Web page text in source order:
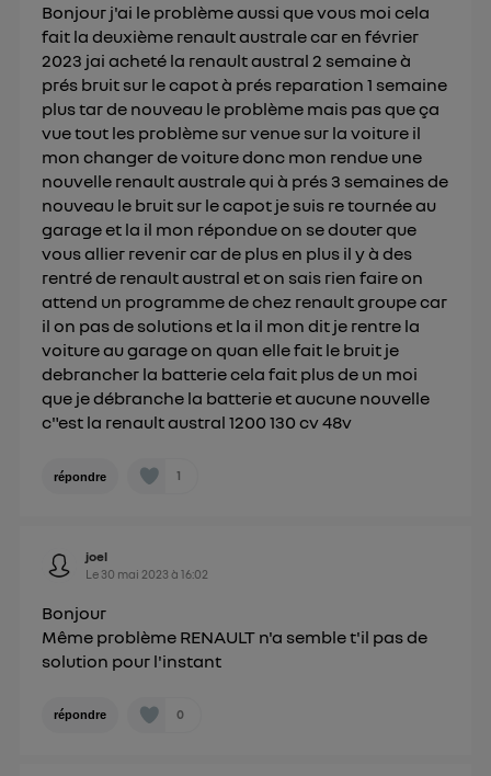
Bonjour j'ai le problème aussi que vous moi cela
fait la deuxième renault australe car en février
2023 jai acheté la renault austral 2 semaine à
prés bruit sur le capot à prés reparation 1 semaine
plus tar de nouveau le problème mais pas que ça
vue tout les problème sur venue sur la voiture il
mon changer de voiture donc mon rendue une
nouvelle renault australe qui à prés 3 semaines de
nouveau le bruit sur le capot je suis re tournée au
garage et la il mon répondue on se douter que
vous allier revenir car de plus en plus il y à des
rentré de renault austral et on sais rien faire on
attend un programme de chez renault groupe car
il on pas de solutions et la il mon dit je rentre la
voiture au garage on quan elle fait le bruit je
debrancher la batterie cela fait plus de un moi
que je débranche la batterie et aucune nouvelle
c"est la renault austral 1200 130 cv 48v
répondre 1
joel
Le 30 mai 2023 à16:02
Bonjour
Même problème RENAULT n'a semble t'il pas de
solution pour l'instant
répondre 0